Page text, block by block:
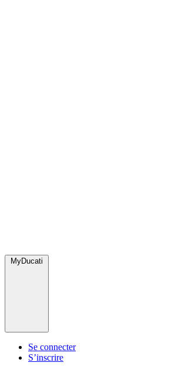
MyDucati
Se connecter
S’inscrire